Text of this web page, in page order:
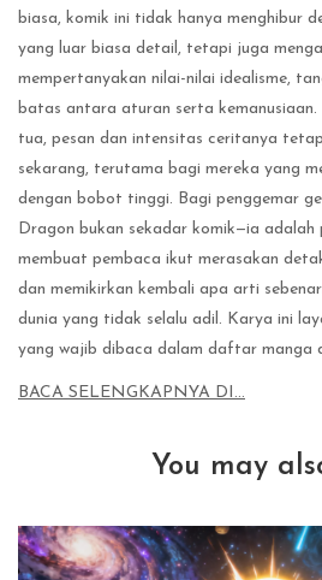
biasa, komik ini tidak hanya menghibur
yang luar biasa detail, tetapi juga
mempertanyakan nilai-nilai idealisme,
batas antara aturan serta kemanusiaan.
tua, pesan dan intensitas ceritanya
sekarang, terutama bagi mereka yang
dengan bobot tinggi. Bagi penggemar
Dragon bukan sekadar komik—ia adalah
membuat pembaca ikut merasakan
dan memikirkan kembali apa arti
dunia yang tidak selalu adil. Karya ini
yang wajib dibaca dalam daftar manga
BACA SELENGKAPNYA DI…
You may